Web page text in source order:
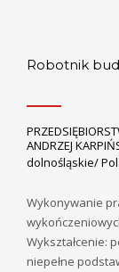
Robotnik
ANDRZEJ
dolnośląskie/
Wykonywanie
Wykształcenie:
niepełne